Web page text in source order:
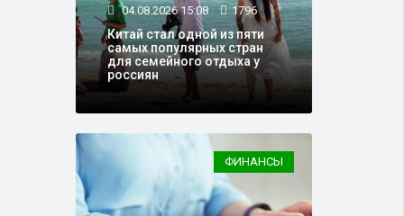
04.08.2026 15:08 1796
Китай стал одной из пяти
самых популярных стран
для семейного отдыха у
россиян
ФИНАНСЫ